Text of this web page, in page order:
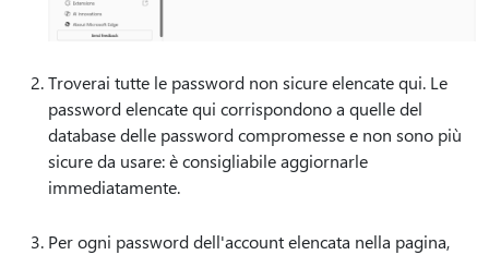
Troverai tutte le password non sicure elencate qui. Le
password elencate qui corrispondono a quelle del
database delle password compromesse e non sono più
sicure da usare: è consigliabile aggiornarle
immediatamente.
Per ogni password dell'account elencata nella pagina,